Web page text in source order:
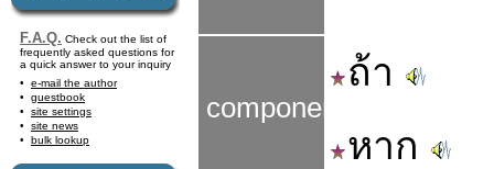
F.A.Q. Check out the list of
frequently asked questions for
a quick answer to your inquiry
e-mail the author
guestbook
site settings
site news
bulk lookup
components
ถ้า
หาก